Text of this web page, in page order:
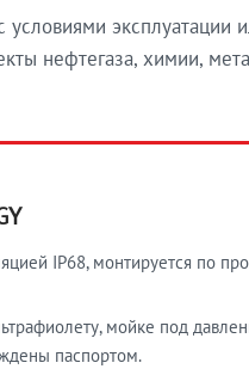
условиями эксплуатации
нефтегаза, химии,
IP68, монтируется по
мойке под
паспортом.